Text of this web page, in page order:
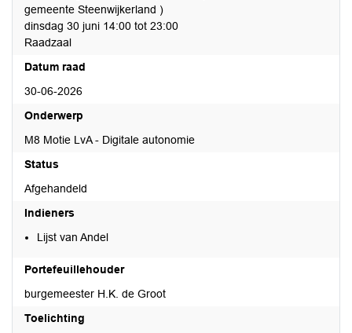
gemeente Steenwijkerland )
dinsdag 30 juni 14:00 tot 23:00
Raadzaal
Datum raad
30-06-2026
Onderwerp
M8 Motie LvA - Digitale autonomie
Status
Afgehandeld
Indieners
Lijst van Andel
Portefeuillehouder
burgemeester H.K. de Groot
Toelichting